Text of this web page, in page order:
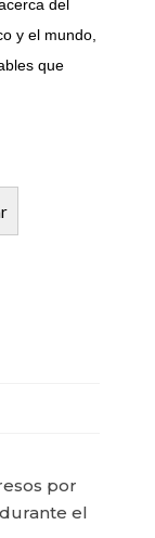
del
y el mundo,
que
por
el